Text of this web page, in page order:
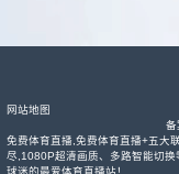
网站地图
备
免费体育直播,免费体育直播+五大
尽,1080P超清画质、多路智能切